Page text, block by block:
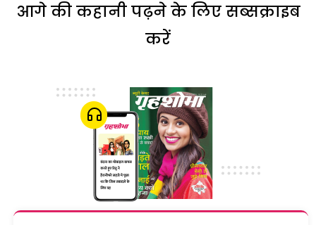
आगे की कहानी पढ़ने के लिए सब्सक्राइब
करें